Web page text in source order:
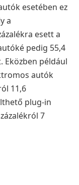
esetében ez
a
esett a
pedig 55,4
Eközben például
autók
11,6
plug-in
7